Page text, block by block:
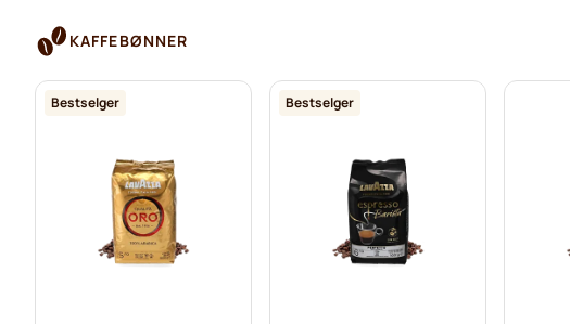
KAFFEBØNNER
Bestselger Bestselger